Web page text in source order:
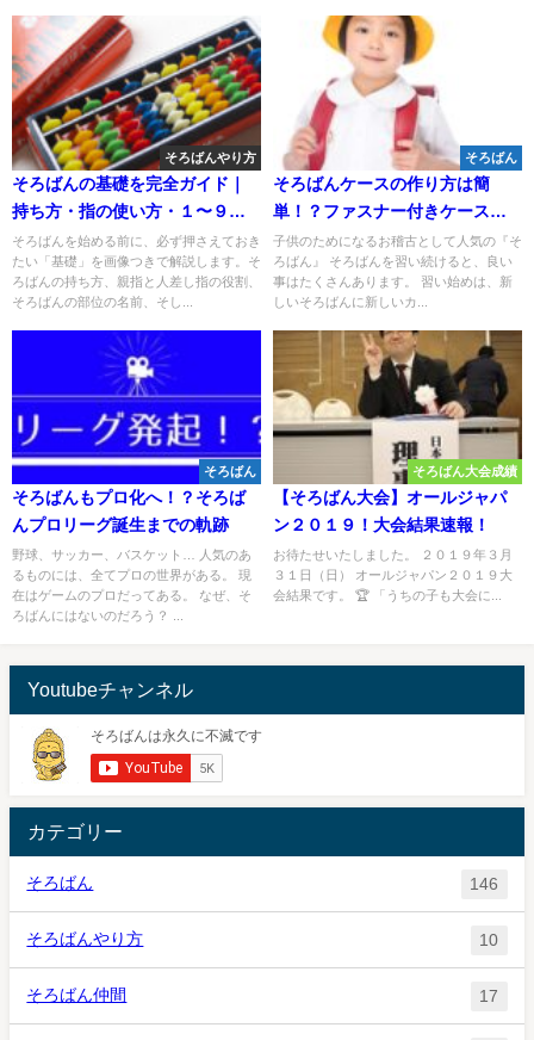
そろばんやり方
そろばんの基礎を完全ガイド｜
持ち方・指の使い方・１〜９の
入れ方を画像つきで解説🌸
そろばんを始める前に、必ず押さえておき
たい「基礎」を画像つきで解説します。そ
ろばんの持ち方、親指と人差し指の役割、
そろばんの部位の名前、そし...
そろばん
そろばんケースの作り方は簡
単！？ファスナー付きケースが
便利！
子供のためになるお稽古として人気の『そ
ろばん』 そろばんを習い続けると、良い
事はたくさんあります。 習い始めは、新
しいそろばんに新しいカ...
そろばん
そろばんもプロ化へ！？そろば
んプロリーグ誕生までの軌跡
野球、サッカー、バスケット… 人気のあ
るものには、全てプロの世界がある。 現
在はゲームのプロだってある。 なぜ、そ
ろばんにはないのだろう？ ...
そろばん大会成績
【そろばん大会】オールジャパ
ン２０１９！大会結果速報！
お待たせいたしました。 ２０１９年３月
３１日（日） オールジャパン２０１９大
会結果です。 🏆 「うちの子も大会に...
Youtubeチャンネル
カテゴリー
そろばん 146
そろばんやり方 10
そろばん仲間 17